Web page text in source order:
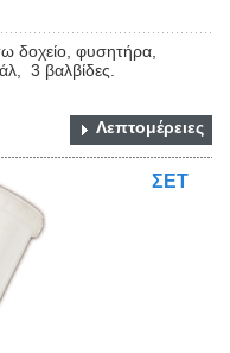
δοχείο, φυσητήρα,
3 βαλβίδες.
Λεπτομέρειες
ΣΕΤ